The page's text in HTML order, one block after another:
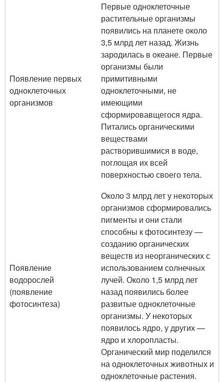
Появление первых
одноклеточных
организмов
Первые одноклеточные
растительные организмы
появились на планете около
3,5 млрд лет назад. Жизнь
зародилась в океане. Первые
организмы были
примитивными
одноклеточными, не
имеющими
сформировавщегося ядра.
Питались органическими
веществами
растворившимися в воде,
поглощая их всей
поверхностью своего тела.
Появление
водорослей
(появление
фотосинтеза)
Около 3 млрд лет у некоторых
организмов сформировались
пигменты и они стали
способны к фотосинтезу —
созданию органических
веществ из неорганических с
использованием солнечных
лучей. Около 1,5 млрд лет
назад появились более
развитые одноклеточные
организмы. У некоторых
появилось ядро, у других —
ядро и хлоропласты.
Органический мир поделился
на одноклеточных животных и
одноклеточные растения.